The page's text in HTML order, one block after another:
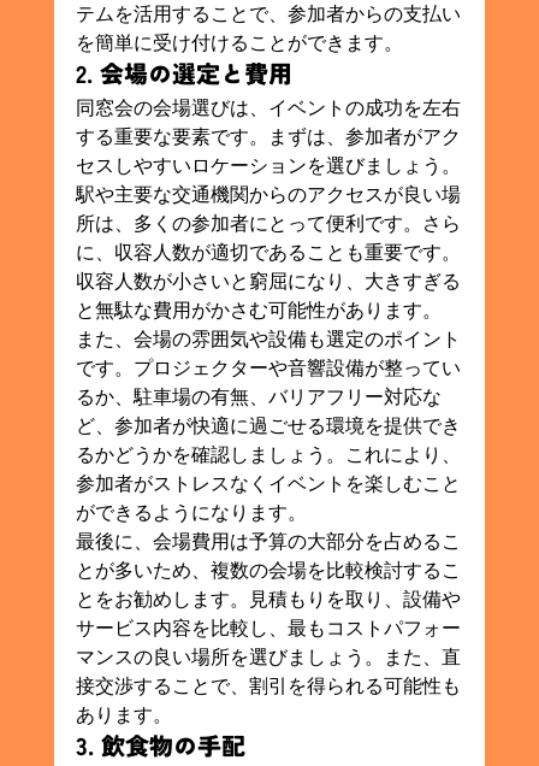
テムを活用することで、参加者からの支払い
を簡単に受け付けることができます。
2. 会場の選定と費用
同窓会の会場選びは、イベントの成功を左右
する重要な要素です。まずは、参加者がアク
セスしやすいロケーションを選びましょう。
駅や主要な交通機関からのアクセスが良い場
所は、多くの参加者にとって便利です。さら
に、収容人数が適切であることも重要です。
収容人数が小さいと窮屈になり、大きすぎる
と無駄な費用がかさむ可能性があります。
また、会場の雰囲気や設備も選定のポイント
です。プロジェクターや音響設備が整ってい
るか、駐車場の有無、バリアフリー対応な
ど、参加者が快適に過ごせる環境を提供でき
るかどうかを確認しましょう。これにより、
参加者がストレスなくイベントを楽しむこと
ができるようになります。
最後に、会場費用は予算の大部分を占めるこ
とが多いため、複数の会場を比較検討するこ
とをお勧めします。見積もりを取り、設備や
サービス内容を比較し、最もコストパフォー
マンスの良い場所を選びましょう。また、直
接交渉することで、割引を得られる可能性も
あります。
3. 飲食物の手配